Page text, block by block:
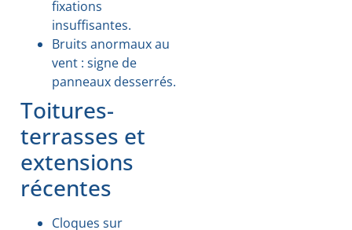
fixations
insuffisantes.
Bruits anormaux au
vent : signe de
panneaux desserrés.
Toitures-
terrasses et
extensions
récentes
Cloques sur